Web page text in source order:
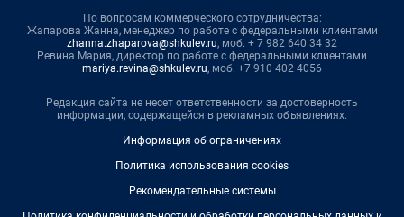
По вопросам коммерческого сотрудничества:
Жапарова Жанна, менеджер по работе с федеральными клиентами
zhanna.zhaparova@shkulev.ru, моб. + 7 982 640 34 32
Ревина Мария, директор по работе с федеральными клиентами
mariya.revina@shkulev.ru, моб. +7 910 402 4056
Редакция сайта не несет ответственности за достоверность
информации, содержащейся в рекламных объявлениях.
Информация об ограничениях
Политика использования cookies
Рекомендательные системы